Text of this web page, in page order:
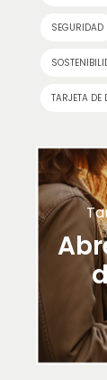
SEGURIDAD
TARJETA DE